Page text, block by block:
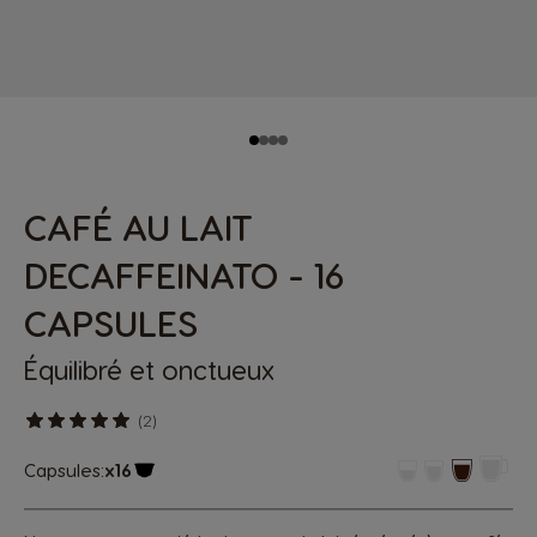
CAFÉ AU LAIT
DECAFFEINATO - 16
CAPSULES
Équilibré et onctueux
(2)
Capsules:x16